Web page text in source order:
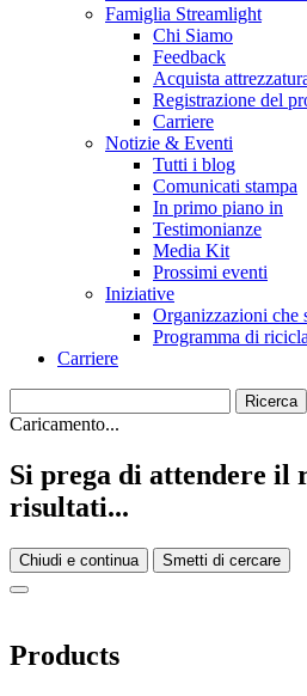
Famiglia Streamlight
Chi Siamo
Feedback
Acquista
Registrazione del
Carriere
Notizie & Eventi
Tutti i blog
Comunicati stampa
In primo piano in
Testimonianze
Media Kit
Prossimi eventi
Iniziative
Organizzazioni che
Programma di
Carriere
Caricamento...
Si prega di attendere il
risultati...
Chiudi e continua Smetti di cercare
Products